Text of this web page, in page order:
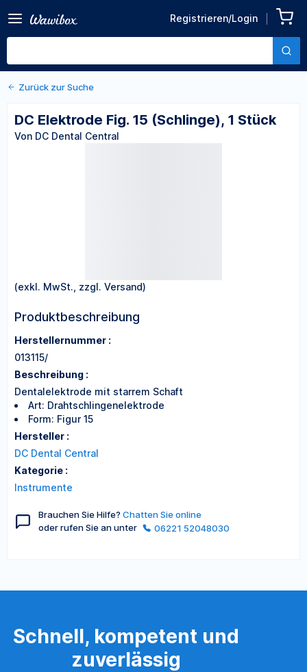
Registrieren/Login
(Schlinge), 1 Stück
Von DC Dental Central
Zurück zu den Produktdetails
Zurück zur Suche
DC Elektrode Fig. 15 (Schlinge), 1 Stück
Von DC Dental Central
(exkl. MwSt., zzgl. Versand)
Produktbeschreibung
Herstellernummer :
013115/
Beschreibung :
Dentalelektrode mit starrem Schaft
Art: Drahtschlingenelektrode
Form: Figur 15
Hersteller :
DC Dental Central
Kategorie :
Instrumente
Brauchen Sie Hilfe? Chatten Sie online
oder rufen Sie an unter
06221 52048030
Schnell, kompetent und
zuverlässig